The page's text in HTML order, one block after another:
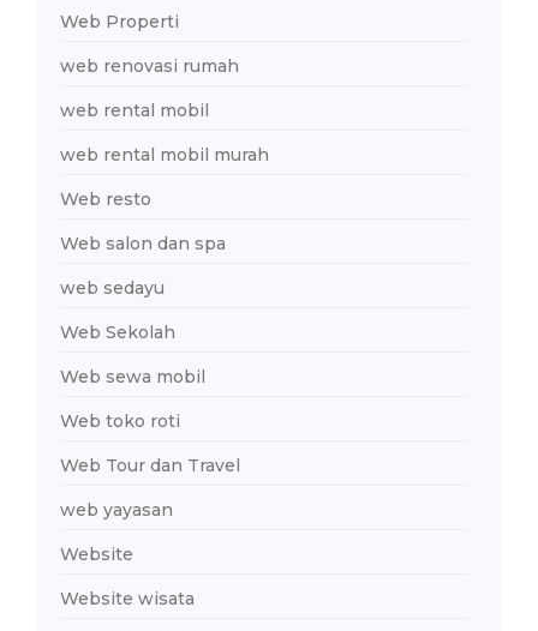
Web Properti
web renovasi rumah
web rental mobil
web rental mobil murah
Web resto
Web salon dan spa
web sedayu
Web Sekolah
Web sewa mobil
Web toko roti
Web Tour dan Travel
web yayasan
Website
Website wisata